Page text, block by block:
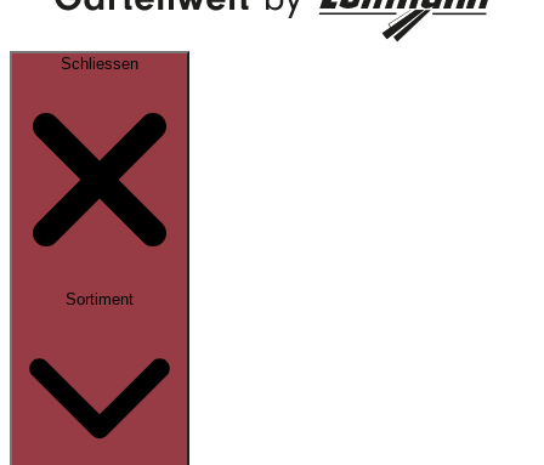
Schliessen
Sortiment